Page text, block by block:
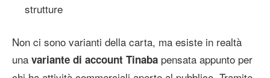
strutture
Non ci sono varianti della carta, ma esiste in realtà
una variante di account Tinaba pensata appunto per